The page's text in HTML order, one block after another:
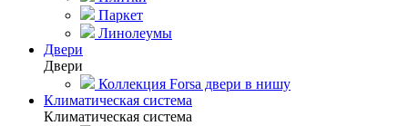
Паркет
Линолеумы
Двери
Двери
Коллекция Forsa двери в нишу
Климатическая система
Климатическая система